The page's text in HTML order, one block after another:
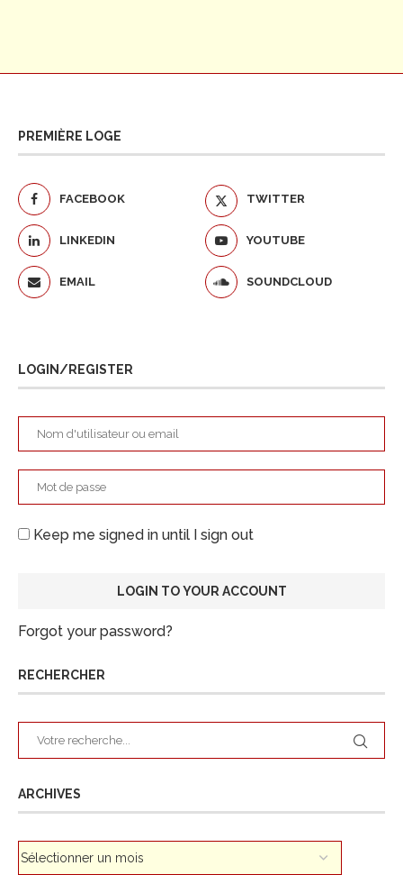
PREMIÈRE LOGE
FACEBOOK TWITTER
LINKEDIN YOUTUBE
EMAIL SOUNDCLOUD
LOGIN/REGISTER
Keep me signed in until I sign out
Forgot your password?
RECHERCHER
ARCHIVES